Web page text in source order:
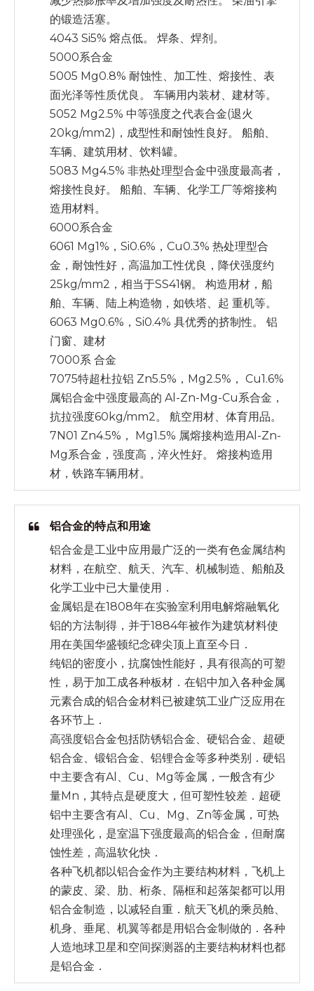
的锻造活塞。
4043 Si5% 熔点低。 焊条、焊剂。
5000系合金
5005 Mg0.8% 耐蚀性、加工性、熔接性、表
面光泽等性质优良。 车辆用内装材、建材等。
5052 Mg2.5% 中等强度之代表合金(退火
20kg/mm2)，成型性和耐蚀性良好。 船舶、
车辆、建筑用材、饮料罐。
5083 Mg4.5% 非热处理型合金中强度最高者，
熔接性良好。 船舶、车辆、化学工厂等熔接构
造用材料。
6000系合金
6061 Mg1%，Si0.6%，Cu0.3% 热处理型合
金，耐蚀性好，高温加工性优良，降伏强度约
25kg/mm2，相当于SS41钢。 构造用材，船
舶、车辆、陆上构造物，如铁塔、起 重机等。
6063 Mg0.6%，Si0.4% 具优秀的挤制性。 铝
门窗、建材
7000系 合金
7075特超杜拉铝 Zn5.5%，Mg2.5%， Cu1.6%
属铝合金中强度最高的 Al-Zn-Mg-Cu系合金，
抗拉强度60kg/mm2。 航空用材、体育用品。
7N01 Zn4.5%， Mg1.5% 属熔接构造用Al-Zn-
Mg系合金，强度高，淬火性好。 熔接构造用
材，铁路车辆用材。
铝合金的特点和用途
铝合金是工业中应用最广泛的一类有色金属结构
材料，在航空、航天、汽车、机械制造、船舶及
化学工业中已大量使用．
金属铝是在1808年在实验室利用电解熔融氧化
铝的方法制得，并于1884年被作为建筑材料使
用在美国华盛顿纪念碑尖顶上直至今日．
纯铝的密度小，抗腐蚀性能好，具有很高的可塑
性，易于加工成各种板材．在铝中加入各种金属
元素合成的铝合金材料已被建筑工业广泛应用在
各环节上．
高强度铝合金包括防锈铝合金、硬铝合金、超硬
铝合金、锻铝合金、铝锂合金等多种类别．硬铝
中主要含有Al、Cu、Mg等金属，一般含有少
量Mn，其特点是硬度大，但可塑性较差．超硬
铝中主要含有Al、Cu、Mg、Zn等金属，可热
处理强化，是室温下强度最高的铝合金，但耐腐
蚀性差，高温软化快．
各种飞机都以铝合金作为主要结构材料，飞机上
的蒙皮、梁、肋、桁条、隔框和起落架都可以用
铝合金制造，以减轻自重．航天飞机的乘员舱、
机身、垂尾、机翼等都是用铝合金制做的．各种
人造地球卫星和空间探测器的主要结构材料也都
是铝合金．